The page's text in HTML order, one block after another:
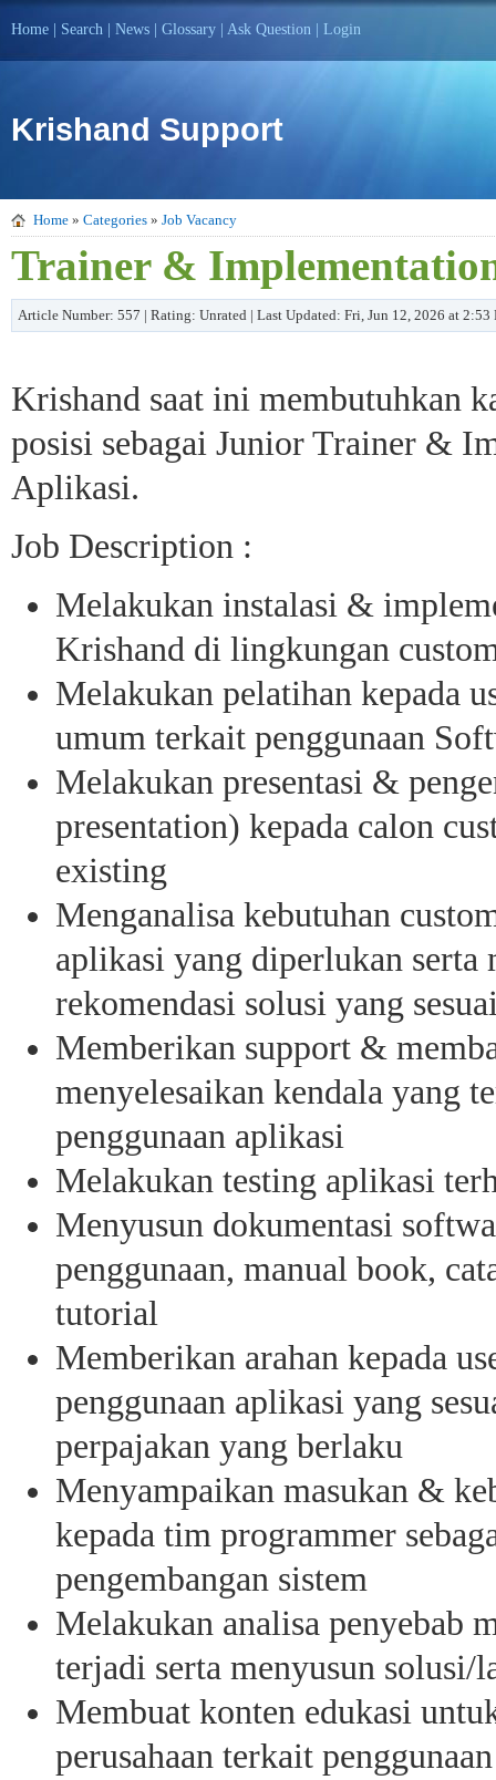
Home Search News Glossary Ask Question Login
Krishand Support
Home » Categories » Job Vacancy
Trainer &
Article Number: 557 | Rating: Unrated | Last Updated: Fri, Jun 12, 2026 at 2:53
Krishand saat ini membutuhkan
posisi sebagai Junior Trainer &
Aplikasi.
Job Description :
Melakukan instalasi &
Krishand di lingkungan
Melakukan pelatihan kepada
umum terkait penggunaan
Melakukan presentasi &
presentation) kepada calon
existing
Menganalisa kebutuhan
aplikasi yang diperlukan serta
rekomendasi solusi yang
Memberikan support &
menyelesaikan kendala yang
penggunaan aplikasi
Melakukan testing aplikasi
Menyusun dokumentasi
penggunaan, manual book,
tutorial
Memberikan arahan kepada
penggunaan aplikasi yang
perpajakan yang berlaku
Menyampaikan masukan &
kepada tim programmer
pengembangan sistem
Melakukan analisa penyebab
terjadi serta menyusun solusi/
Membuat konten edukasi
perusahaan terkait